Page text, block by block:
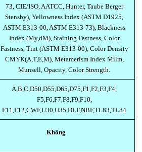
73, CIE/ISO, AATCC, Hunter, Taube Berger
Stensby), Yellowness Index (ASTM D1925,
ASTM E313-00, ASTM E313-73), Blackness
Index (My,dM), Staining Fastness, Color
Fastness, Tint (ASTM E313-00), Color Density
CMYK(A,T,E,M), Metamerism Index Milm,
Munsell, Opacity, Color Strength.
A,B,C,D50,D55,D65,D75,F1, F2,F3,F4,
F5,F6,F7,F8,F9,F10,
F11,F12,CWF,U30,U35,DLF,NBF,TL83,TL84
Không